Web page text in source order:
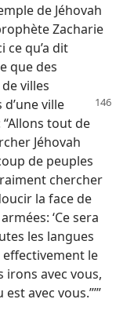
de Jéhovah
Zacharie
ce qu’a dit
que des
villes
ville
tout de
Jéhovah
de peuples
chercher
la face de
‘Ce sera
les langues
le
irons avec vous,
avec vous.”’”